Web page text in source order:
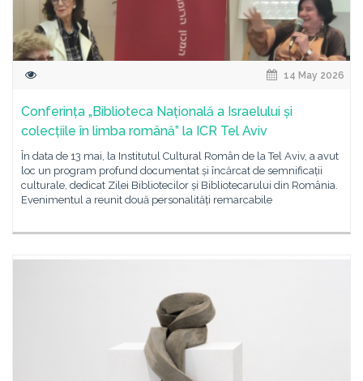
14 May 2026
Conferința „Biblioteca Națională a Israelului și
colecțiile în limba română” la ICR Tel Aviv
În data de 13 mai, la Institutul Cultural Român de la Tel Aviv, a avut
loc un program profund documentat și încărcat de semnificații
culturale, dedicat Zilei Bibliotecilor și Bibliotecarului din România.
Evenimentul a reunit două personalități remarcabile